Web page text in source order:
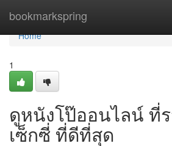
bookmarkspring
Home
Home
1
ดูหนังโป๊ออนไลน์ ที่
เซ็กซี่ ที่ดีที่สุด